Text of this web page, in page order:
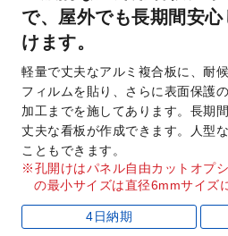
で、屋外でも長期間安
けます。
軽量で丈夫なアルミ複合板に、耐
フィルムを貼り、さらに表面保護
加工までを施してあります。長期
丈夫な看板が作成できます。人型
こともできます。
孔開けはパネル自由カットオプ
の最小サイズは直径6mmサイズ
4日納期